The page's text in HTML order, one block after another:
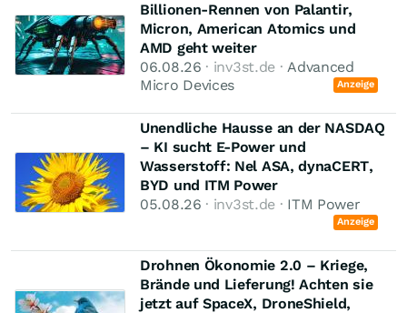
Billionen-Rennen von Palantir,
Micron, American Atomics und
AMD geht weiter
06.08.26 · inv3st.de ·Advanced
Micro Devices
Anzeige
Unendliche Hausse an der NASDAQ
– KI sucht E-Power und
Wasserstoff: Nel ASA, dynaCERT,
BYD und ITM Power
05.08.26 · inv3st.de · ITM Power
Anzeige
Drohnen Ökonomie 2.0 – Kriege,
Brände und Lieferung! Achten sie
jetzt auf SpaceX, DroneShield,